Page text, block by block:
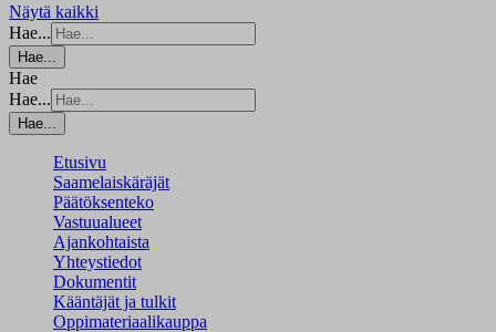
Näytä kaikki
Hae...
Hae...
Hae
Hae...
Hae...
Etusivu
Saamelaiskäräjät
Päätöksenteko
Vastuualueet
Ajankohtaista
Yhteystiedot
Dokumentit
Kääntäjät ja tulkit
Oppimateriaalikauppa